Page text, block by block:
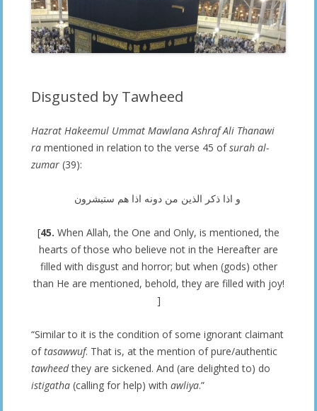
Disgusted by Tawheed
Hazrat Hakeemul Ummat Mawlana Ashraf Ali Thanawi
ra mentioned in relation to the verse 45 ofsurah al-
zumar (39):
[45. When Allah, the One and Only, is mentioned, the
hearts of those who believe not in the Hereafter are
filled with disgust and horror; but when (gods) other
than He are mentioned, behold, they are filled with joy!
]
“Similar to it is the condition of some ignorant claimant
oftasawwuf. That is, at the mention of pure/authentic
tawheedthey are sickened. And (are delighted to) do
istigatha (calling for help) with awliya.”